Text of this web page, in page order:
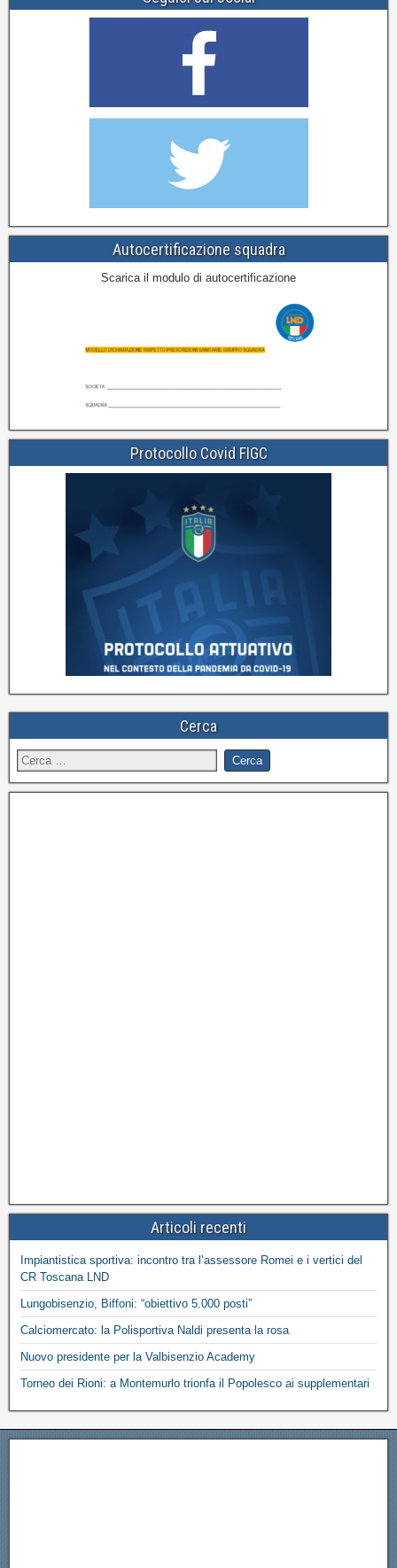
Autocertificazione squadra
Scarica il modulo di autocertificazione
Protocollo Covid FIGC
Cerca
Articoli recenti
Impiantistica sportiva: incontro tra l’assessore Romei e i vertici del
CR Toscana LND
Lungobisenzio, Biffoni: “obiettivo 5.000 posti”
Calciomercato: la Polisportiva Naldi presenta la rosa
Nuovo presidente per la Valbisenzio Academy
Torneo dei Rioni: a Montemurlo trionfa il Popolesco ai supplementari